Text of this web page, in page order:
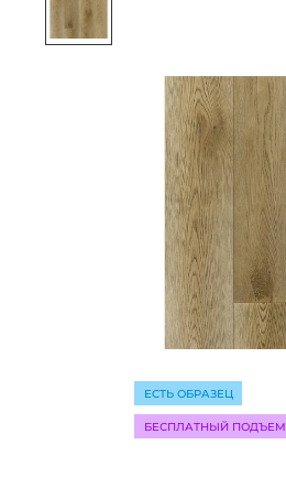
ЕСТЬ ОБРАЗЕЦ
БЕСПЛАТНЫЙ ПОДЪЕМ